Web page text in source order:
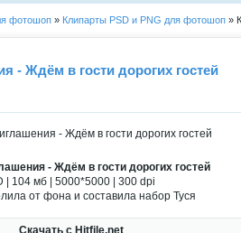
фотошоп » Клипарты PSD и PNG для фотошоп »
- Ждём в гости дорогих гостей
- Ждём в гости дорогих гостей
| 104 мб | 5000*5000 | 300 dpi
от фона и составила набор Туся
Скачать с Hitfile.net